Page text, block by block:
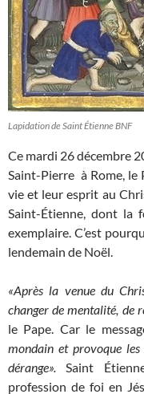
Lapidation de Saint Étienne BNF
Ce mardi 26 décembre
Saint-Pierre à Rome,
vie et leur esprit au
Saint-Étienne, dont la
exemplaire. C’est
lendemain de Noël.
«Après la venue du
changer de mentalité, de
le Pape. Car le
mondain et provoque les
dérange». Saint
profession de foi en